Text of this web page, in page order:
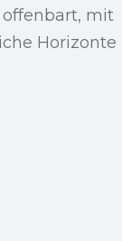
mit
Horizonte